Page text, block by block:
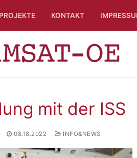
PROJEKTE KONTAKT
mit der ISS
08.18.2022 INFO&NEWS